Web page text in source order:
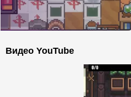
Видео YouTube